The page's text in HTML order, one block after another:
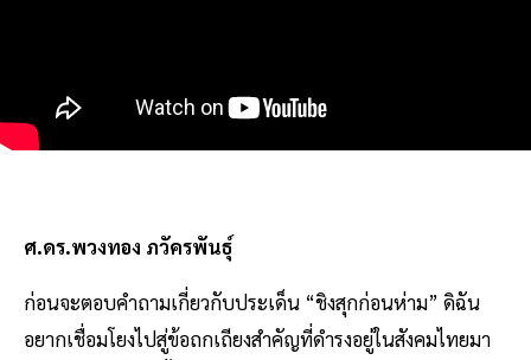
ศ.ดร.พวงทอง ภวัครพันธุ์
ก่อนจะตอบคำถามเกี่ยวกับประเด็น “ชิงสุกก่อนห่าม” ดิฉัน
อยากเชื่อมโยงไปสู่ข้อถกเถียงสำคัญที่ดำรงอยู่ในสังคมไทยมา